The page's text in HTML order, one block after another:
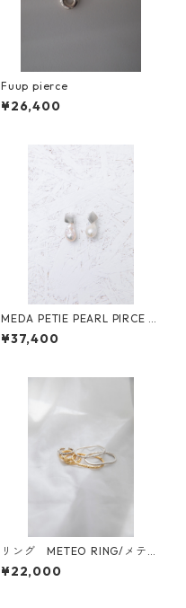
Fuup pierce
¥26,400
MEDA PETIE PEARL PIRCE &
EARING SLV メダプチ ピア
ス&イヤリング
¥37,400
リング METEO RING/メテオ
リング
¥22,000